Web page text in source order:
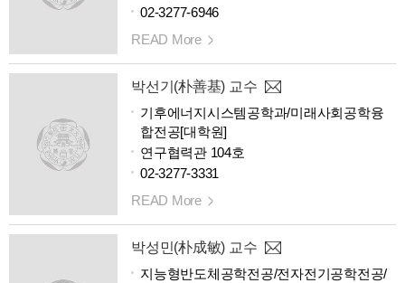
02-3277-6946
READ More
박선기(朴善基) 교수
기후에너지시스템공학과/미래사회공학융
합전공[대학원]
연구협력관 104호
02-3277-3331
READ More
박성민(朴成敏) 교수
지능형반도체공학전공/전자전기공학전공/